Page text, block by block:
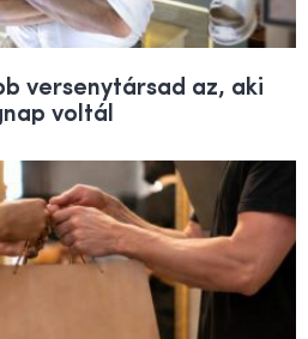
versenytársad az, aki
voltál